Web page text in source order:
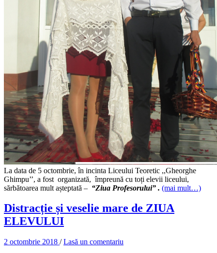
La data de 5 octombrie, în incinta Liceului Teoretic ,,Gheorghe
Ghimpu’’, a fost organizată, împreună cu toți elevii liceului,
sărbătoarea mult așteptată – “Ziua Profesorului” . (mai mult…)
Distracție și veselie mare de ZIUA
ELEVULUI
2 octombrie 2018 /Lasă un comentariu